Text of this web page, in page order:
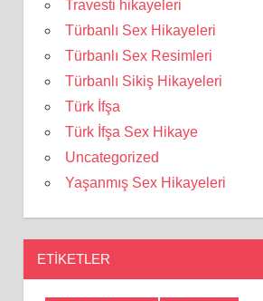
Travesti hikayeleri
Türbanlı Sex Hikayeleri
Türbanlı Sex Resimleri
Türbanlı Sikiş Hikayeleri
Türk İfşa
Türk İfşa Sex Hikaye
Uncategorized
Yaşanmış Sex Hikayeleri
ETIKETLER